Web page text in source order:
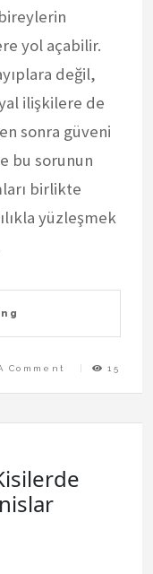
yol açabilir.
değil,
ilişkilere de
sonra güveni
bu sorunun
birlikte
yüzleşmek
Comment
Sonrasi
15